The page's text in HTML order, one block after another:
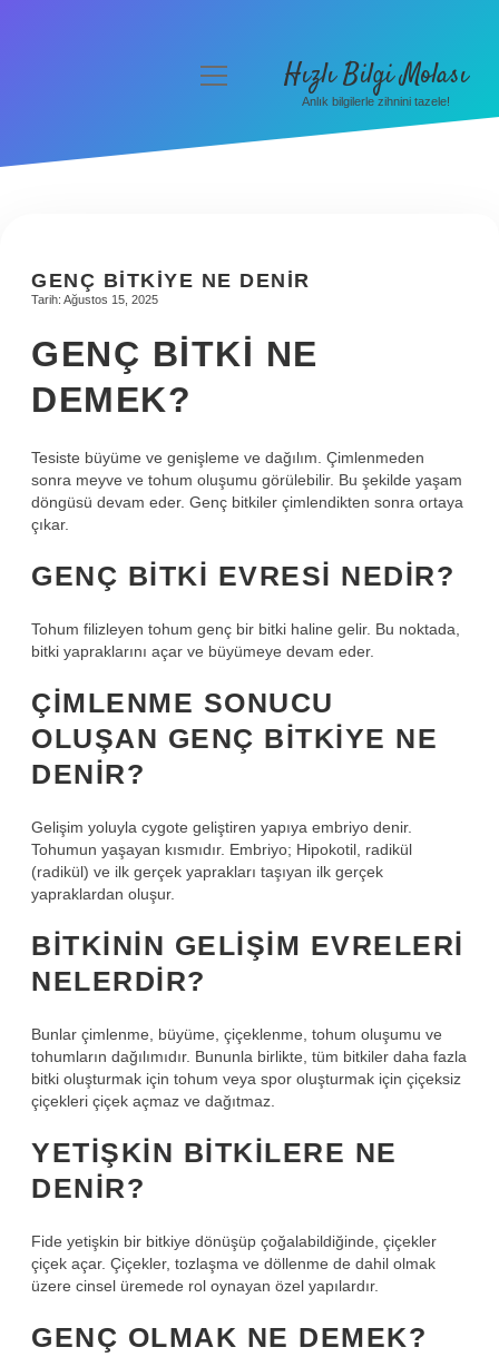
Hakkımızda
menüyü
aç
Hızlı Bilgi Molası
Anlık bilgilerle zihnini tazele!
GENÇ BITKIYE NE DENIR
Tarih: Ağustos 15, 2025
GENÇ BITKI NE
DEMEK?
Tesiste büyüme ve genişleme ve dağılım. Çimlenmeden
sonra meyve ve tohum oluşumu görülebilir. Bu şekilde yaşam
döngüsü devam eder. Genç bitkiler çimlendikten sonra ortaya
çıkar.
GENÇ BITKI EVRESI NEDIR?
Tohum filizleyen tohum genç bir bitki haline gelir. Bu noktada,
bitki yapraklarını açar ve büyümeye devam eder.
ÇIMLENME SONUCU
OLUŞAN GENÇ BITKIYE NE
DENIR?
Gelişim yoluyla cygote geliştiren yapıya embriyo denir.
Tohumun yaşayan kısmıdır. Embriyo; Hipokotil, radikül
(radikül) ve ilk gerçek yaprakları taşıyan ilk gerçek
yapraklardan oluşur.
BITKININ GELIŞIM EVRELERI
NELERDIR?
Bunlar çimlenme, büyüme, çiçeklenme, tohum oluşumu ve
tohumların dağılımıdır. Bununla birlikte, tüm bitkiler daha fazla
bitki oluşturmak için tohum veya spor oluşturmak için çiçeksiz
çiçekleri çiçek açmaz ve dağıtmaz.
YETIŞKIN BITKILERE NE
DENIR?
Fide yetişkin bir bitkiye dönüşüp çoğalabildiğinde, çiçekler
çiçek açar. Çiçekler, tozlaşma ve döllenme de dahil olmak
üzere cinsel üremede rol oynayan özel yapılardır.
GENÇ OLMAK NE DEMEK?